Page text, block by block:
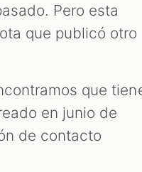
Pero esta
que publicó otro
que
en junio de
de contacto